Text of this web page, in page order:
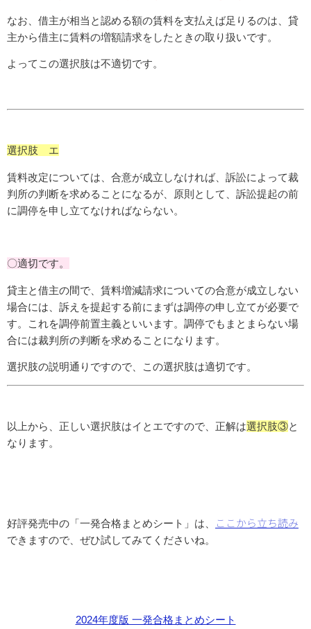
なお、借主が相当と認める額の賃料を支払えば足りるのは、貸
主から借主に賃料の増額請求をしたときの取り扱いです。
よってこの選択肢は不適切です。
選択肢 エ
賃料改定については、合意が成立しなければ、訴訟によって裁
判所の判断を求めることになるが、原則として、訴訟提起の前
に調停を申し立てなければならない。
〇適切です。
貸主と借主の間で、賃料増減請求についての合意が成立しない
場合には、訴えを提起する前にまずは調停の申し立てが必要で
す。これを調停前置主義といいます。調停でもまとまらない場
合には裁判所の判断を求めることになります。
選択肢の説明通りですので、この選択肢は適切です。
以上から、正しい選択肢はイとエですので、正解は選択肢③と
なります。
好評発売中の「一発合格まとめシート」は、
ここから立ち読み
できますので、ぜひ試してみてくださいね。
2024年度版 一発合格まとめシート